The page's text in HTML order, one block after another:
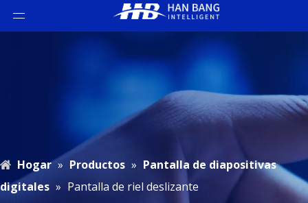
Hogar » Productos » Pantalla de diapositivas
digitales » Pantalla de riel deslizante